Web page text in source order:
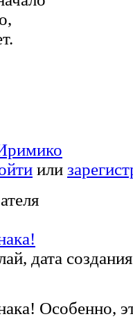
или
дата
Особенно,